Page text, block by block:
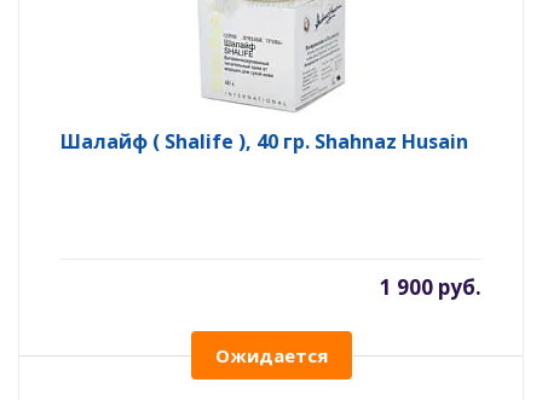
Шалайф ( Shalife ), 40 гр. Shahnaz Husain
1 900 руб.
Ожидается